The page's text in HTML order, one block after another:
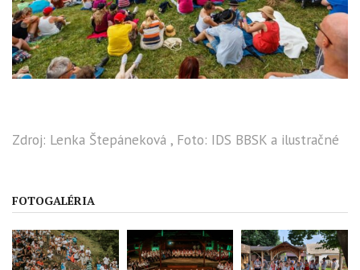
Zdroj: Lenka Štepáneková , Foto: IDS BBSK a ilustračné
FOTOGALÉRIA